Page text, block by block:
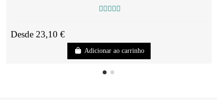
Desde 23,10 €
Adicionar ao carrinho